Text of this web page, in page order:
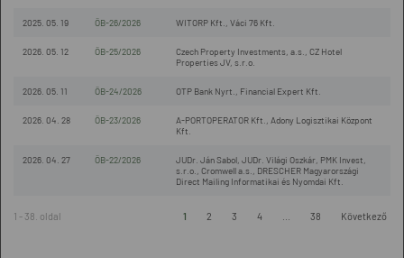
2025. 05. 19 ÖB-26/2026 WITORP Kft., Váci 76 Kft.
2026. 05. 12 ÖB-25/2026
Czech Property Investments, a.s., CZ Hotel
Properties JV, s.r.o.
2026. 05. 11 ÖB-24/2026 OTP Bank Nyrt., Financial Expert Kft.
2026. 04. 28 ÖB-23/2026
A-PORTOPERATOR Kft., Adony Logisztikai Központ
Kft.
2026. 04. 27 ÖB-22/2026
JUDr. Ján Sabol, JUDr. Világi Oszkár, PMK Invest,
s.r.o., Cromwell a.s., DRESCHER Magyarországi
Direct Mailing Informatikai és Nyomdai Kft.
1 - 38. oldal 1 2 3 4 38 Következő